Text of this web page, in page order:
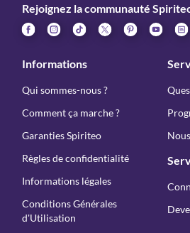
Rejoignez la communauté
Informations
Qui sommes-nous ?
Comment ça marche ?
Garanties Spiriteo
Règles de confidentialité
Informations légales
Conditions Générales
d'Utilisation